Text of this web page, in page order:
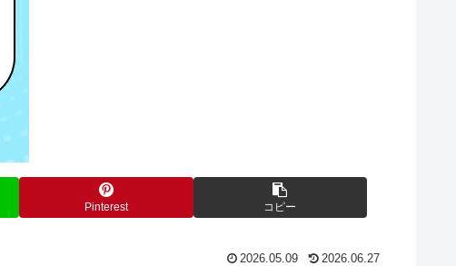
Pinterest コピー
2026.05.09 2026.06.27